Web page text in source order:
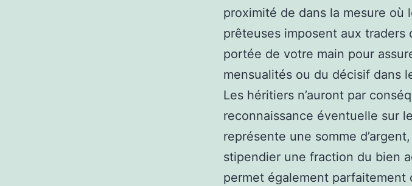
proximité de dans la mesure où
prêteuses imposent aux traders
portée de votre main pour
mensualités ou du décisif dans
Les héritiers n’auront par
reconnaissance éventuelle sur
représente une somme
stipendier une fraction du bien
permet également parfaitement